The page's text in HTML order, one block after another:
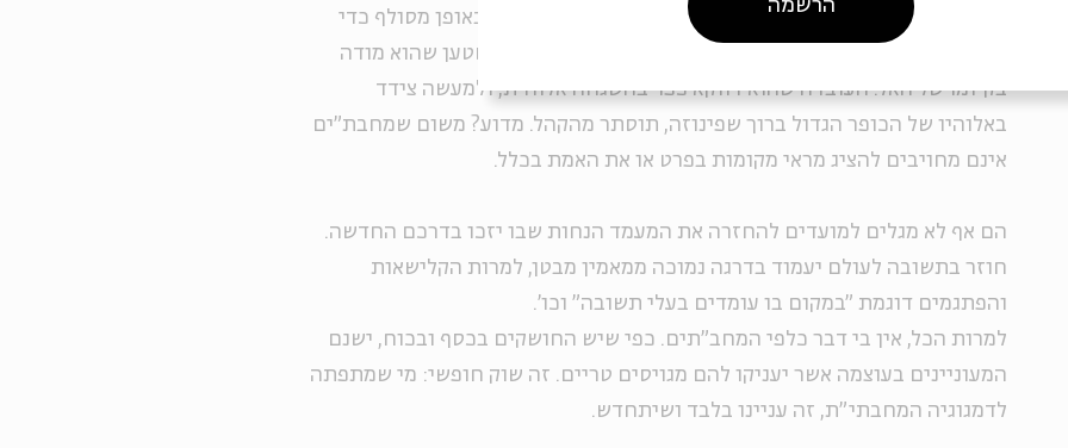
אחרים כמשקל נגד. לרוב הם נוטים לצטט הוגי דעות ומדענים באופן מסולף כדי
שיתאימו להטפותיהם. כך, למשל, מוצג אלברט איינשטיין כמי שטען שהוא מודה
בקיומו של האל. העובדה שהוא דווקא כפר בהשגחה אלוהית, ולמעשה צידד
באלוהיו של הכופר הגדול ברוך שפינוזה, תוסתר מהקהל. מדוע? משום שמחבת"ים
אינם מחויבים להציג מראי מקומות בפרט או את האמת בכלל.
הם אף לא מגלים למועדים להחזרה את המעמד הנחות שבו יזכו בדרכם החדשה.
חוזר בתשובה לעולם יעמוד בדרגה נמוכה ממאמין מבטן, למרות הקלישאות
והפתגמים דוגמת "במקום בו עומדים בעלי תשובה" וכו'.
למרות הכל, אין בי דבר כלפי המחב"תים. כפי שיש החושקים בכסף ובכוח, ישנם
המעוניינים בעוצמה אשר יעניקו להם מגויסים טריים. זה שוק חופשי: מי שמתפתה
לדמגוגיה המחבתי"ת, זה עניינו בלבד ושיתחדש.
הרשמה